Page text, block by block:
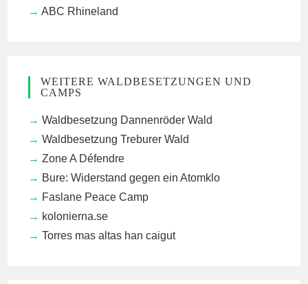
ABC Rhineland
WEITERE WALDBESETZUNGEN UND
CAMPS
Waldbesetzung Dannenröder Wald
Waldbesetzung Treburer Wald
Zone A Défendre
Bure: Widerstand gegen ein Atomklo
Faslane Peace Camp
kolonierna.se
Torres mas altas han caigut